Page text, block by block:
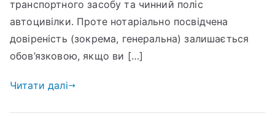
транспортного засобу та чинний поліс
автоцивілки. Проте нотаріально посвідчена
довіреність (зокрема, генеральна) залишається
обов’язковою, якщо ви […]
Читати далі